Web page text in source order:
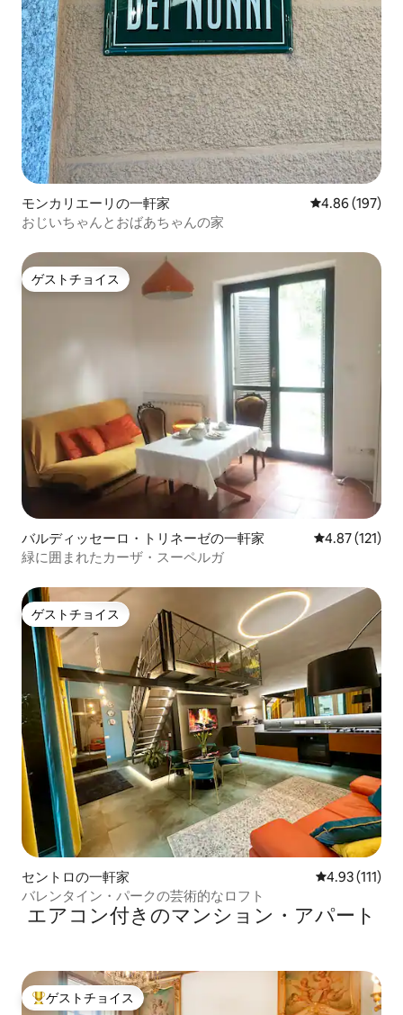
モンカリエーリの一軒家 レビュー197
4.86 (197)
おじいちゃんとおばあちゃんの家
ゲストチョイス
ゲストチョイス
バルディッセーロ・トリネーゼの一軒家 レビュー121
4.87 (121)
緑に囲まれたカーザ・スーペルガ
ゲストチョイス
ゲストチョイス
セントロの一軒家 レビュー111
4.93 (111)
バレンタイン・パークの芸術的なロフト
エアコン付きのマンション・アパート
大好評のゲストチョイスです。
ゲストチョイス